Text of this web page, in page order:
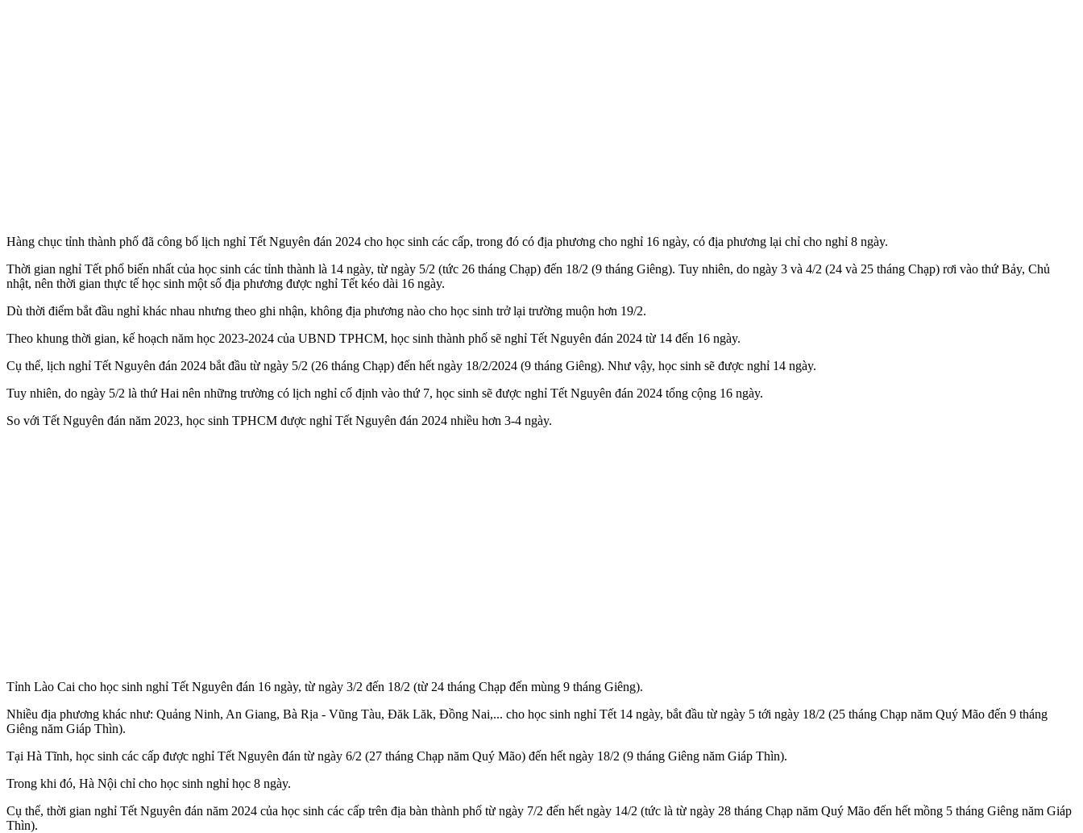
Hàng chục tỉnh thành phố đã công bố lịch nghỉ Tết Nguyên đán 2024 cho học sinh các cấp, trong đó có địa phương cho nghỉ 16 ngày, có địa phương lại chỉ cho nghỉ 8 ngày.
Thời gian nghỉ Tết phổ biến nhất của học sinh các tỉnh thành là 14 ngày, từ ngày 5/2 (tức 26 tháng Chạp) đến 18/2 (9 tháng Giêng). Tuy nhiên, do ngày 3 và 4/2 (24 và 25 tháng Chạp) rơi vào thứ Bảy, Chủ
nhật, nên thời gian thực tế học sinh một số địa phương được nghỉ Tết kéo dài 16 ngày.
Dù thời điểm bắt đầu nghỉ khác nhau nhưng theo ghi nhận, không địa phương nào cho học sinh trở lại trường muộn hơn 19/2.
Theo khung thời gian, kế hoạch năm học 2023-2024 của UBND TPHCM, học sinh thành phố sẽ nghỉ Tết Nguyên đán 2024 từ 14 đến 16 ngày.
Cụ thể, lịch nghỉ Tết Nguyên đán 2024 bắt đầu từ ngày 5/2 (26 tháng Chạp) đến hết ngày 18/2/2024 (9 tháng Giêng). Như vậy, học sinh sẽ được nghỉ 14 ngày.
Tuy nhiên, do ngày 5/2 là thứ Hai nên những trường có lịch nghỉ cố định vào thứ 7, học sinh sẽ được nghỉ Tết Nguyên đán 2024 tổng cộng 16 ngày.
So với Tết Nguyên đán năm 2023, học sinh TPHCM được nghỉ Tết Nguyên đán 2024 nhiều hơn 3-4 ngày.
Tỉnh Lào Cai cho học sinh nghỉ Tết Nguyên đán 16 ngày, từ ngày 3/2 đến 18/2 (từ 24 tháng Chạp đến mùng 9 tháng Giêng).
Nhiều địa phương khác như: Quảng Ninh, An Giang, Bà Rịa - Vũng Tàu, Đăk Lăk, Đồng Nai,... cho học sinh nghỉ Tết 14 ngày, bắt đầu từ ngày 5 tới ngày 18/2 (25 tháng Chạp năm Quý Mão đến 9 tháng
Giêng năm Giáp Thìn).
Tại Hà Tĩnh, học sinh các cấp được nghỉ Tết Nguyên đán từ ngày 6/2 (27 tháng Chạp năm Quý Mão) đến hết ngày 18/2 (9 tháng Giêng năm Giáp Thìn).
Trong khi đó, Hà Nội chỉ cho học sinh nghỉ học 8 ngày.
Cụ thể, thời gian nghỉ Tết Nguyên đán năm 2024 của học sinh các cấp trên địa bàn thành phố từ ngày 7/2 đến hết ngày 14/2 (tức là từ ngày 28 tháng Chạp năm Quý Mão đến hết mồng 5 tháng Giêng năm Giáp
Thìn).